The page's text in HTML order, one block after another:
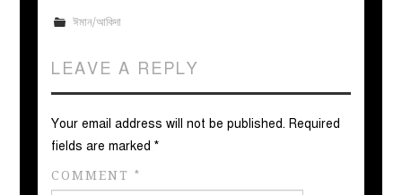
ঈমান/আকিদা
LEAVE A REPLY
Your email address will not be published. Required
fields are marked*
COMMENT*